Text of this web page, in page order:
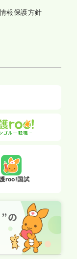
報保護方針
roo!国試